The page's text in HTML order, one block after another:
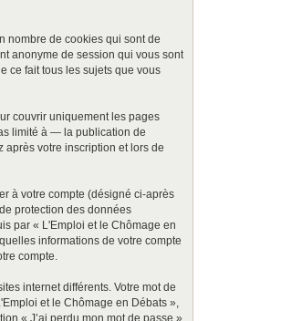
nombre de cookies qui sont de
anonyme de session qui vous sont
ce fait tous les sujets que vous
couvrir uniquement les pages
limité à — la publication de
après votre inscription et lors de
à votre compte (désigné ci-après
protection des données
par « L'Emploi et le Chômage en
informations de votre compte
compte.
internet différents. Votre mot de
et le Chômage en Débats »,
« J’ai perdu mon mot de passe »